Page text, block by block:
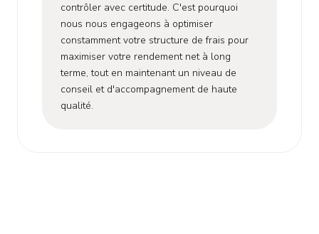
contrôler avec certitude. C'est pourquoi
nous nous engageons à optimiser
constamment votre structure de frais pour
maximiser votre rendement net à long
terme, tout en maintenant un niveau de
conseil et d'accompagnement de haute
qualité.